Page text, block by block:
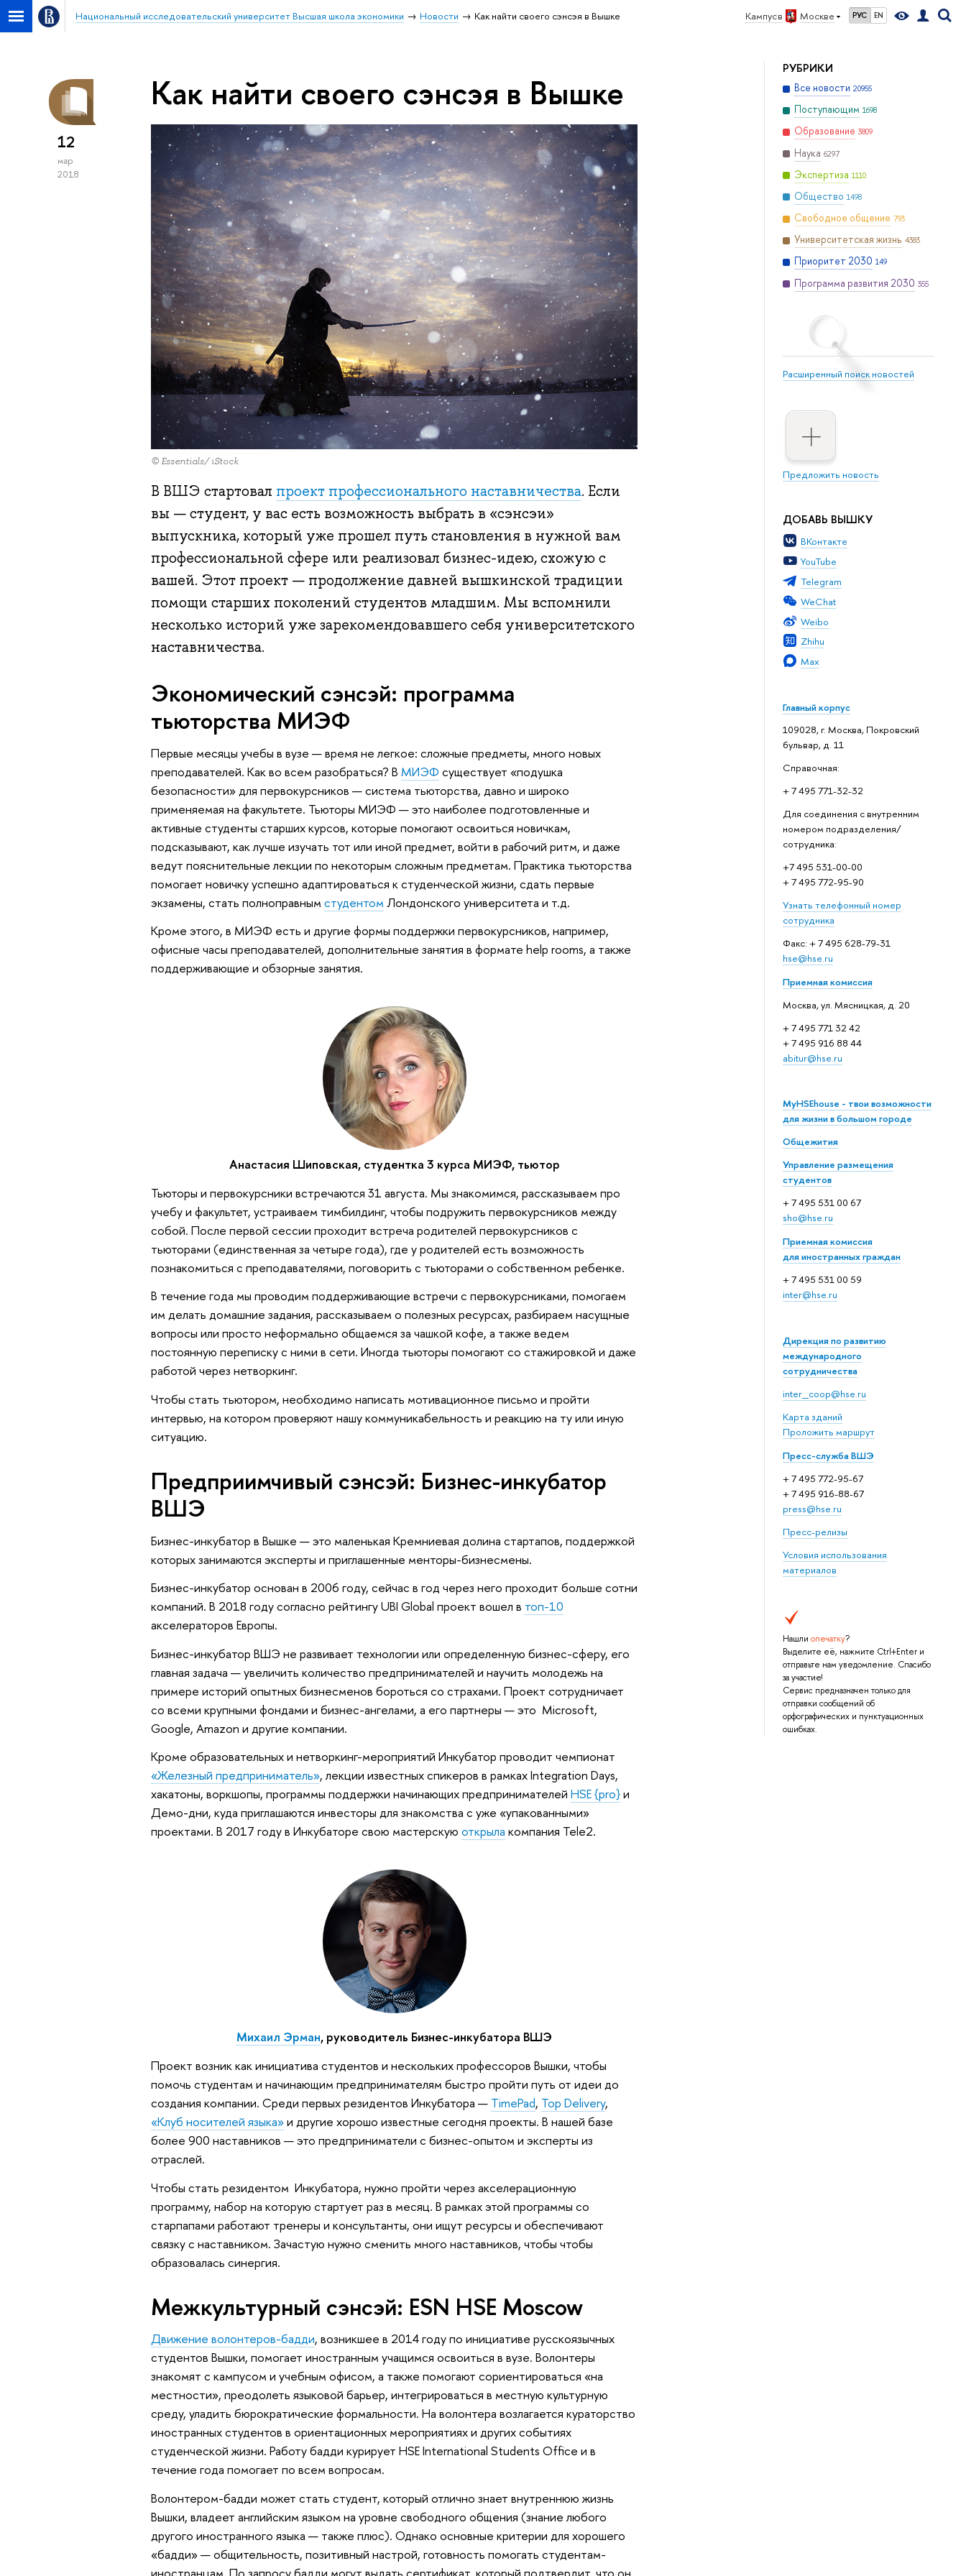
Кампус в Москве РУС EN
Национальный исследовательский университет Высшая школа экономики Новости Как найти своего сэнсэя в Вышке
РУБРИКИ
Все новости 20955
Поступающим 1698
Образование 3809
Наука 6297
Экспертиза 1110
Общество 1498
Свободное общение 793
Университетская жизнь 4383
Приоритет 2030 149
Программа развития 2030 355
Расширенный поиск новостей
Предложить новость
ДОБАВЬ ВЫШКУ
ВКонтакте
YouTube
Telegram
WeChat
Weibo
Zhihu
Max
Главный корпус
109028, г. Москва, Покровский
бульвар, д. 11
Справочная:
+ 7 495 771-32-32
Для соединения с внутренним
номером подразделения/
сотрудника:
+7 495 531-00-00
+ 7 495 772-95-90
Узнать телефонный номер
сотрудника
Факс: + 7 495 628-79-31
hse@hse.ru
Приемная комиссия
Москва, ул. Мясницкая, д. 20
+ 7 495 771 32 42
+ 7 495 916 88 44
abitur@hse.ru
MyHSEhouse - твои возможности
для жизни в большом городе
Общежития
Управление размещения
студентов
+ 7 495 531 00 67
sho@hse.ru
Приемная комиссия
для иностранных граждан
+ 7 495 531 00 59
inter@hse.ru
Дирекция по развитию
международного
сотрудничества
inter_coop@hse.ru
Карта зданий
Проложить маршрут
Пресс-служба ВШЭ
+ 7 495 772-95-67
+ 7 495 916-88-67
press@hse.ru
Пресс-релизы
Условия использования
материалов
Нашли опечатку?
Выделите её, нажмите Ctrl+Enter и
отправьте нам уведомление. Спасибо
за участие!
Сервис предназначен только для
отправки сообщений об
орфографических и пунктуационных
ошибках.
12
мар
2018
Как найти своего сэнсэя в Вышке
© Essentials/ iStock
В ВШЭ стартовал проект профессионального наставничества. Если
вы — студент, у вас есть возможность выбрать в «сэнсэи»
выпускника, который уже прошел путь становления в нужной вам
профессиональной сфере или реализовал бизнес-идею, схожую с
вашей. Этот проект — продолжение давней вышкинской традиции
помощи старших поколений студентов младшим. Мы вспомнили
несколько историй уже зарекомендовавшего себя университетского
наставничества.
Экономический сэнсэй: программа
тьюторства МИЭФ
Первые месяцы учебы в вузе — время не легкое: сложные предметы, много новых
преподавателей. Как во всем разобраться? В МИЭФ существует «подушка
безопасности» для первокурсников — система тьюторства, давно и широко
применяемая на факультете. Тьюторы МИЭФ — это наиболее подготовленные и
активные студенты старших курсов, которые помогают освоиться новичкам,
подсказывают, как лучше изучать тот или иной предмет, войти в рабочий ритм, и даже
ведут пояснительные лекции по некоторым сложным предметам. Практика тьюторства
помогает новичку успешно адаптироваться к студенческой жизни, сдать первые
экзамены, стать полноправным студентом Лондонского университета и т.д.
Кроме этого, в МИЭФ есть и другие формы поддержки первокурсников, например,
офисные часы преподавателей, дополнительные занятия в формате help rooms, а также
поддерживающие и обзорные занятия.
Анастасия Шиповская, студентка 3 курса МИЭФ, тьютор
Тьюторы и первокурсники встречаются 31 августа. Мы знакомимся, рассказываем про
учебу и факультет, устраиваем тимбилдинг, чтобы подружить первокурсников между
собой. После первой сессии проходит встреча родителей первокурсников с
тьюторами (единственная за четыре года), где у родителей есть возможность
познакомиться с преподавателями, поговорить с тьюторами о собственном ребенке.
В течение года мы проводим поддерживающие встречи с первокурсниками, помогаем
им делать домашние задания, рассказываем о полезных ресурсах, разбираем насущные
вопросы или просто неформально общаемся за чашкой кофе, а также ведем
постоянную переписку с ними в сети. Иногда тьюторы помогают со стажировкой и даже
работой через нетворкинг.
Чтобы стать тьютором, необходимо написать мотивационное письмо и пройти
интервью, на котором проверяют нашу коммуникабельность и реакцию на ту или иную
ситуацию.
Предприимчивый сэнсэй: Бизнес-инкубатор
ВШЭ
Бизнес-инкубатор в Вышке — это маленькая Кремниевая долина стартапов, поддержкой
которых занимаются эксперты и приглашенные менторы-бизнесмены.
Бизнес-инкубатор основан в 2006 году, сейчас в год через него проходит больше сотни
компаний. В 2018 году согласно рейтингу UBI Global проект вошел в топ-10
акселераторов Европы.
Бизнес-инкубатор ВШЭ не развивает технологии или определенную бизнес-сферу, его
главная задача — увеличить количество предпринимателей и научить молодежь на
примере историй опытных бизнесменов бороться со страхами. Проект сотрудничает
со всеми крупными фондами и бизнес-ангелами, а его партнеры — это Microsoft,
Google, Amazon и другие компании.
Кроме образовательных и нетворкинг-мероприятий Инкубатор проводит чемпионат
«Железный предприниматель», лекции известных спикеров в рамках Integration Days,
хакатоны, воркшопы, программы поддержки начинающих предпринимателей HSE {pro}и
Демо-дни, куда приглашаются инвесторы для знакомства с уже «упакованными»
проектами. В 2017 году в Инкубаторе свою мастерскую открыла компания Теlе2.
Михаил Эрман, руководитель Бизнес-инкубатора ВШЭ
Проект возник как инициатива студентов и нескольких профессоров Вышки, чтобы
помочь студентам и начинающим предпринимателям быстро пройти путь от идеи до
создания компании. Среди первых резидентов Инкубатора — TimePad, Top Delivery,
«Клуб носителей языка»и другие хорошо известные сегодня проекты. В нашей базе
более 900 наставников — это предприниматели с бизнес-опытом и эксперты из
отраслей.
Чтобы стать резидентом Инкубатора, нужно пройти через акселерационную
программу, набор на которую стартует раз в месяц. В рамках этой программы со
старпапами работают тренеры и консультанты, они ищут ресурсы и обеспечивают
связку с наставником. Зачастую нужно сменить много наставников, чтобы чтобы
образовалась синергия.
Межкультурный сэнсэй: ESN HSE Moscow
Движение волонтеров-бадди, возникшее в 2014 году по инициативе русскоязычных
студентов Вышки, помогает иностранным учащимся освоиться в вузе. Волонтеры
знакомят с кампусом и учебным офисом, а также помогают сориентироваться «на
местности», преодолеть языковой барьер, интегрироваться в местную культурную
среду, уладить бюрократические формальности. На волонтера возлагается кураторство
иностранных студентов в ориентационных мероприятиях и других событиях
студенческой жизни. Работу бадди курирует HSE International Students Office и в
течение года помогает по всем вопросам.
Волонтером-бадди может стать студент, который отлично знает внутреннюю жизнь
Вышки, владеет английским языком на уровне свободного общения (знание любого
другого иностранного языка — также плюс). Однако основные критерии для хорошего
«бадди» — общительность, позитивный настрой, готовность помогать студентам-
иностранцам. По запросу бадди могут выдать сертификат, который подтвердит, что он